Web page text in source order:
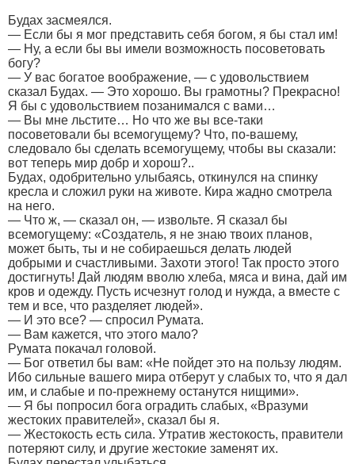
Будах засмеялся.
— Если бы я мог представить себя богом, я бы стал им!
— Ну, а если бы вы имели возможность посоветовать
богу?
— У вас богатое воображение, — с удовольствием
сказал Будах. — Это хорошо. Вы грамотны? Прекрасно!
Я бы с удовольствием позанимался с вами…
— Вы мне льстите… Но что же вы все-таки
посоветовали бы всемогущему? Что, по-вашему,
следовало бы сделать всемогущему, чтобы вы сказали:
вот теперь мир добр и хорош?..
Будах, одобрительно улыбаясь, откинулся на спинку
кресла и сложил руки на животе. Кира жадно смотрела
на него.
— Что ж, — сказал он, — извольте. Я сказал бы
всемогущему: «Создатель, я не знаю твоих планов,
может быть, ты и не собираешься делать людей
добрыми и счастливыми. Захоти этого! Так просто этого
достигнуть! Дай людям вволю хлеба, мяса и вина, дай им
кров и одежду. Пусть исчезнут голод и нужда, а вместе с
тем и все, что разделяет людей».
— И это все? — спросил Румата.
— Вам кажется, что этого мало?
Румата покачал головой.
— Бог ответил бы вам: «Не пойдет это на пользу людям.
Ибо сильные вашего мира отберут у слабых то, что я дал
им, и слабые и по-прежнему останутся нищими».
— Я бы попросил бога оградить слабых, «Вразуми
жестоких правителей», сказал бы я.
— Жестокость есть сила. Утратив жестокость, правители
потеряют силу, и другие жестокие заменят их.